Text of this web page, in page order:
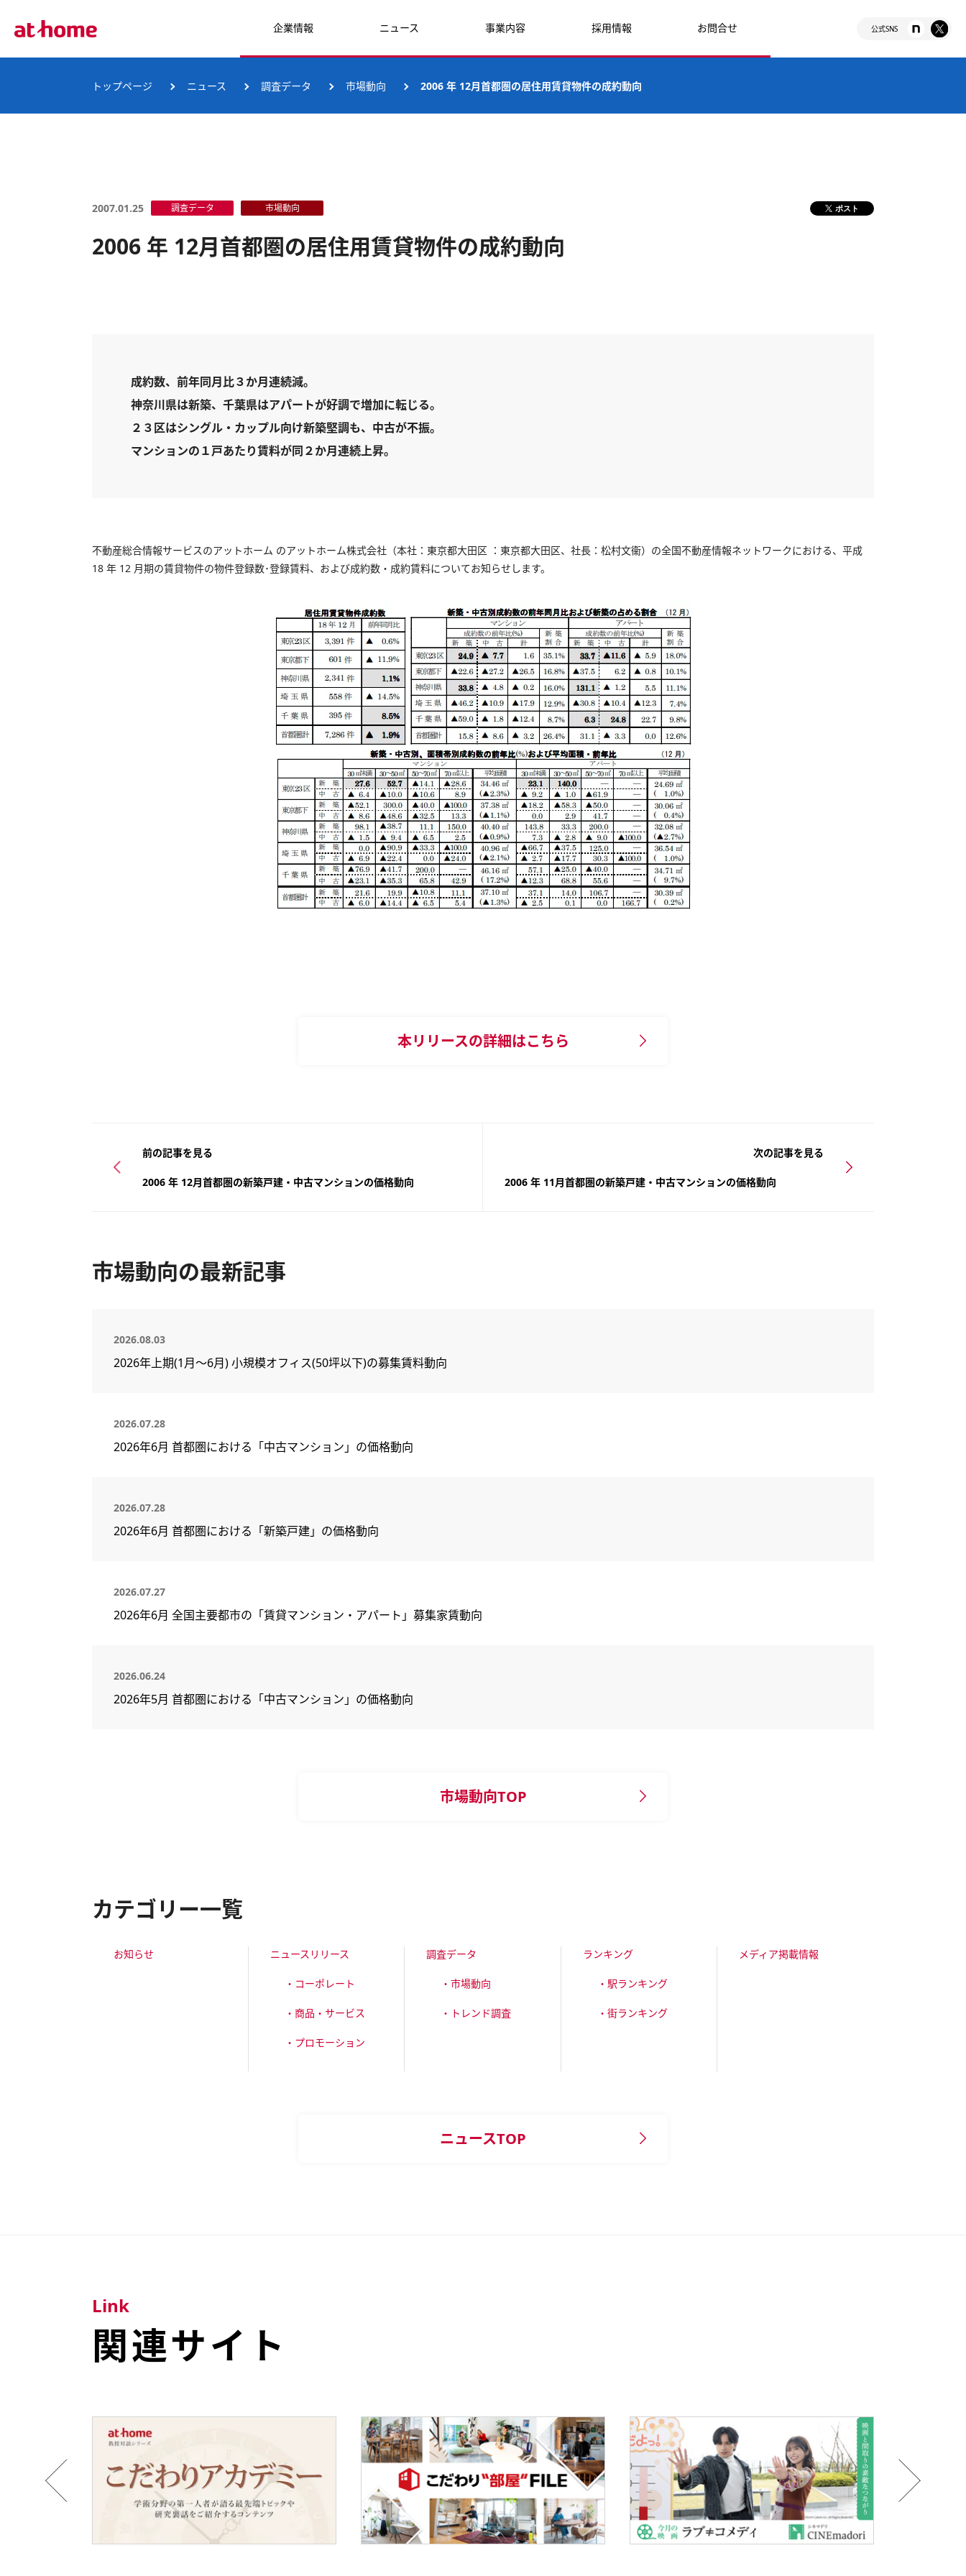
企業情報 ニュース 事業内容 採用情報 お問合せ 公式SNS
トップページ ニュース 調査データ 市場動向 2006 年 12月首都圏の居住用賃貸物件の成約動向
2007.01.25 調査データ 市場動向 ポスト
2006 年 12月首都圏の居住用賃貸物件の成約動向
成約数、前年同月比３か月連続減。
神奈川県は新築、千葉県はアパートが好調で増加に転じる。
２３区はシングル・カップル向け新築堅調も、中古が不振。
マンションの１戸あたり賃料が同２か月連続上昇。
不動産総合情報サービスのアットホーム のアットホーム株式会社（本社：東京都大田区 ：東京都大田区、社長：松村文衞）の全国不動産情報ネットワークにおける、平成
18 年 12 月期の賃貸物件の物件登録数･登録賃料、および成約数・成約賃料についてお知らせします。
本リリースの詳細はこちら
前の記事を見る
2006 年 12月首都圏の新築戸建・中古マンションの価格動向
次の記事を見る
2006 年 11月首都圏の新築戸建・中古マンションの価格動向
市場動向の最新記事
2026.08.03
2026年上期(1月～6月) 小規模オフィス(50坪以下)の募集賃料動向
2026.07.28
2026年6月 首都圏における「中古マンション」の価格動向
2026.07.28
2026年6月 首都圏における「新築戸建」の価格動向
2026.07.27
2026年6月 全国主要都市の「賃貸マンション・アパート」募集家賃動向
2026.06.24
2026年5月 首都圏における「中古マンション」の価格動向
市場動向TOP
カテゴリー一覧
お知らせ ニュースリリース
・コーポレート
・商品・サービス
・プロモーション
調査データ
・市場動向
・トレンド調査
ランキング
・駅ランキング
・街ランキング
メディア掲載情報
ニュースTOP
関連サイト
Link